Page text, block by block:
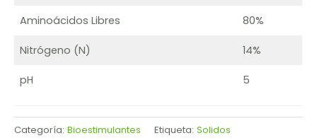
Aminoácidos Libres 80%
Nitrógeno (N) 14%
pH 5
Categoría: Bioestimulantes Etiqueta: Solidos